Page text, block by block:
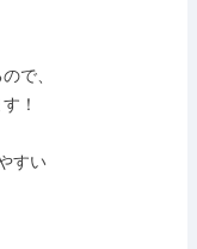
で、
！
すい